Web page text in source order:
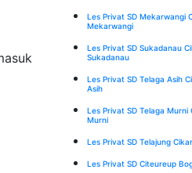
Les Privat SD Mekarwangi
Mekarwangi
Les Privat SD Sukadanau
Sukadanau
Les Privat SD Telaga Asih
Asih
Les Privat SD Telaga
Murni
Les Privat SD Telajung
Les Privat SD Citeureup